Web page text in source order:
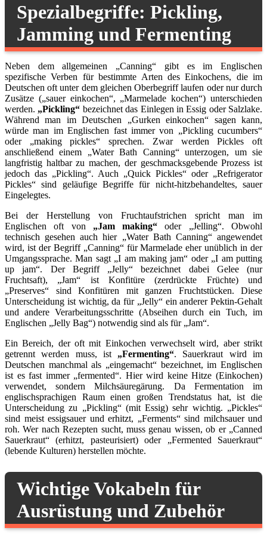
Spezialbegriffe: Pickling,
Jamming und Fermenting
Neben dem allgemeinen „Canning“ gibt es im Englischen
spezifische Verben für bestimmte Arten des Einkochens, die im
Deutschen oft unter dem gleichen Oberbegriff laufen oder nur durch
Zusätze („sauer einkochen“, „Marmelade kochen“) unterschieden
werden. „Pickling“ bezeichnet das Einlegen in Essig oder Salzlake.
Während man im Deutschen „Gurken einkochen“ sagen kann,
würde man im Englischen fast immer von „Pickling cucumbers“
oder „making pickles“ sprechen. Zwar werden Pickles oft
anschließend einem „Water Bath Canning“ unterzogen, um sie
langfristig haltbar zu machen, der geschmacksgebende Prozess ist
jedoch das „Pickling“. Auch „Quick Pickles“ oder „Refrigerator
Pickles“ sind geläufige Begriffe für nicht-hitzbehandeltes, sauer
Eingelegtes.
Bei der Herstellung von Fruchtaufstrichen spricht man im
Englischen oft von „Jam making“ oder „Jelling“. Obwohl
technisch gesehen auch hier „Water Bath Canning“ angewendet
wird, ist der Begriff „Canning“ für Marmelade eher unüblich in der
Umgangssprache. Man sagt „I am making jam“ oder „I am putting
up jam“. Der Begriff „Jelly“ bezeichnet dabei Gelee (nur
Fruchtsaft), „Jam“ ist Konfitüre (zerdrückte Früchte) und
„Preserves“ sind Konfitüren mit ganzen Fruchtstücken. Diese
Unterscheidung ist wichtig, da für „Jelly“ ein anderer Pektin-Gehalt
und andere Verarbeitungsschritte (Abseihen durch ein Tuch, im
Englischen „Jelly Bag“) notwendig sind als für „Jam“.
Ein Bereich, der oft mit Einkochen verwechselt wird, aber strikt
getrennt werden muss, ist „Fermenting“. Sauerkraut wird im
Deutschen manchmal als „eingemacht“ bezeichnet, im Englischen
ist es fast immer „fermented“. Hier wird keine Hitze (Einkochen)
verwendet, sondern Milchsäuregärung. Da Fermentation im
englischsprachigen Raum einen großen Trendstatus hat, ist die
Unterscheidung zu „Pickling“ (mit Essig) sehr wichtig. „Pickles“
sind meist essigsauer und erhitzt, „Ferments“ sind milchsauer und
roh. Wer nach Rezepten sucht, muss genau wissen, ob er „Canned
Sauerkraut“ (erhitzt, pasteurisiert) oder „Fermented Sauerkraut“
(lebende Kulturen) herstellen möchte.
Wichtige Vokabeln für
Ausrüstung und Zubehör